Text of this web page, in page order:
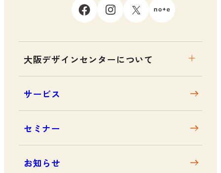
大阪デザインセンターについて
デザイン経営とは
サービス
セミナー
お知らせ